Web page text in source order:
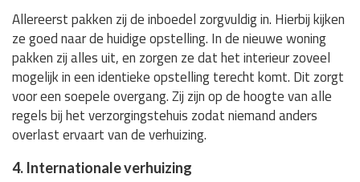
Allereerst pakken zij de inboedel zorgvuldig in. Hierbij kijken
ze goed naar de huidige opstelling. In de nieuwe woning
pakken zij alles uit, en zorgen ze dat het interieur zoveel
mogelijk in een identieke opstelling terecht komt. Dit zorgt
voor een soepele overgang. Zij zijn op de hoogte van alle
regels bij het verzorgingstehuis zodat niemand anders
overlast ervaart van de verhuizing.
4. Internationale verhuizing